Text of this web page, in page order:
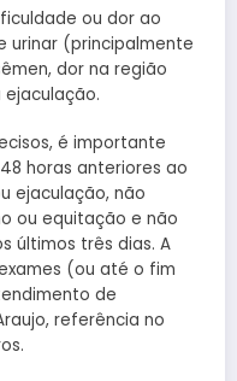
ou dor ao
urinar (principalmente
dor na região
é importante
horas anteriores ao
ejaculação, não
ou equitação e não
últimos três dias. A
(ou até o fim
de
referência no